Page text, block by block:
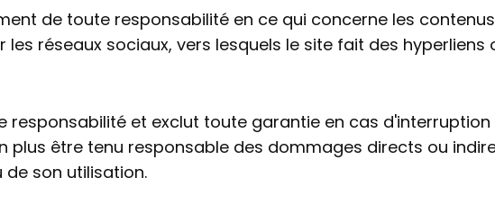
de toute responsabilité en ce qui concerne les
les réseaux sociaux, vers lesquels le site fait des
responsabilité et exclut toute garantie en cas
plus être tenu responsable des dommages directs ou
son utilisation.